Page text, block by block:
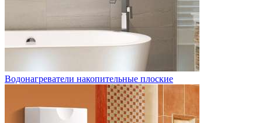
Водонагреватели накопительные плоские